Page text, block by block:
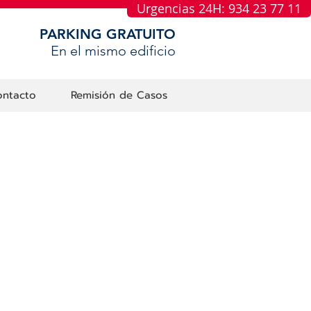
Urgencias 24H: 934 23 77 11
PARKING GRATUITO
En el mismo edificio
Remisión de Casos